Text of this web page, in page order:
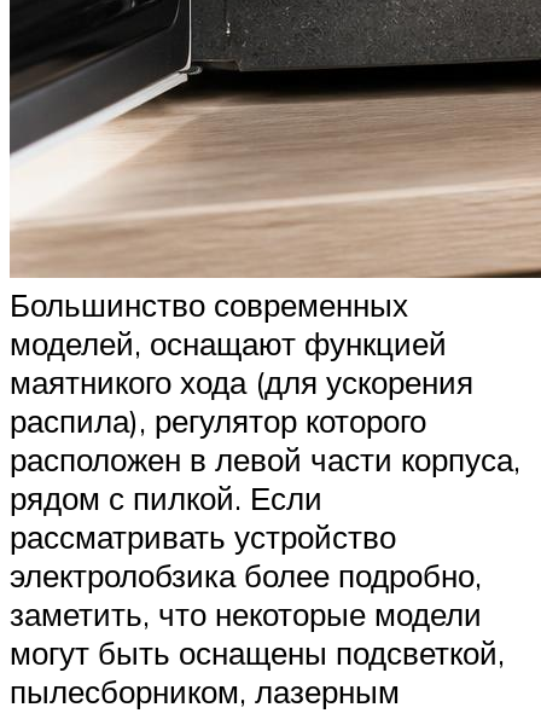
Большинство современных
моделей, оснащают функцией
маятникого хода (для ускорения
распила), регулятор которого
расположен в левой части корпуса,
рядом с пилкой. Если
рассматривать устройство
электролобзика более подробно,
заметить, что некоторые модели
могут быть оснащены подсветкой,
пылесборником, лазерным